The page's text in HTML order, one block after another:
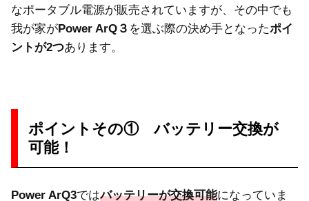
なポータブル電源が販売されていますが、その中でも
我が家がPower ArQ３ を選ぶ際の決め手となったポイ
ントが2つあります。
ポイントその① バッテリー交換が
可能！
Power ArQ3ではバッテリーが交換可能になっていま